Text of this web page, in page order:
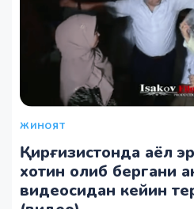
ЖИНОЯТ
Қирғизистонда аёл
хотин олиб бергани
видеосидан кейин